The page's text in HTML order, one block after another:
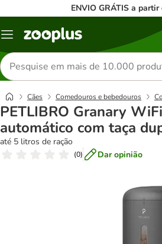
ENVIO GRÁTIS a
Menu
Pesquisar
produtos
Cães Comedouros e bebedouros
PETLIBRO Granary
automático com taça
até 5 litros de ração
(0) Dar opinião